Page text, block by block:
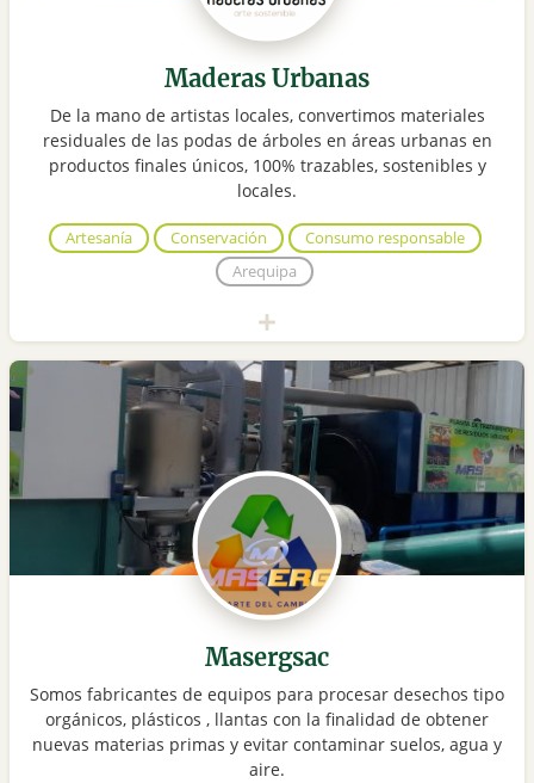
Maderas Urbanas
De la mano de artistas locales, convertimos materiales
residuales de las podas de árboles en áreas urbanas en
productos finales únicos, 100% trazables, sostenibles y
locales.
Artesanía Conservación
Consumo responsable
Arequipa
Masergsac
Somos fabricantes de equipos para procesar desechos tipo
orgánicos, plásticos , llantas con la finalidad de obtener
nuevas materias primas y evitar contaminar suelos, agua y
aire.